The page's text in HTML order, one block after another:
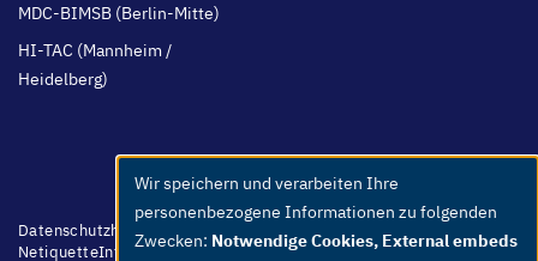
MDC-BIMSB (Berlin-Mitte)
HI-TAC (Mannheim /
Heidelberg)
Footer
menu
Datenschutzhinweis BarrierefreiheitLeichte Sprache
Whistleblower
NetiquetteInternImpressum
Use
of
personal
Wir speichern und verarbeiten Ihre
personenbezogene Informationen zu folgenden
Zwecken: Notwendige Cookies, External embeds